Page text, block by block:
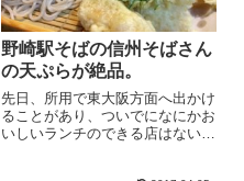
野崎駅そばの信州そばさん
の天ぷらが絶品。
先日、所用で東大阪方面へ出かけ
ることがあり、ついでになにかお
いしいランチのできる店はないか